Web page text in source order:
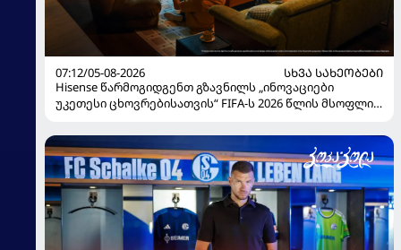
07:12/05-08-2026
ᲡᲮᲕᲐ ᲡᲐᲮᲔᲝᲑᲔᲑᲘ
Hisense წარმოგიდგენთ გზავნილს „ინოვაციები
უკეთესი ცხოვრებისათვის“ FIFA-ს 2026 წლის მსოფლიო